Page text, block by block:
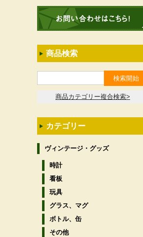
商品検索
商品カテゴリー複合検索>
カテゴリー
ヴィンテージ・グッズ
時計
看板
玩具
グラス、マグ
ボトル、缶
その他